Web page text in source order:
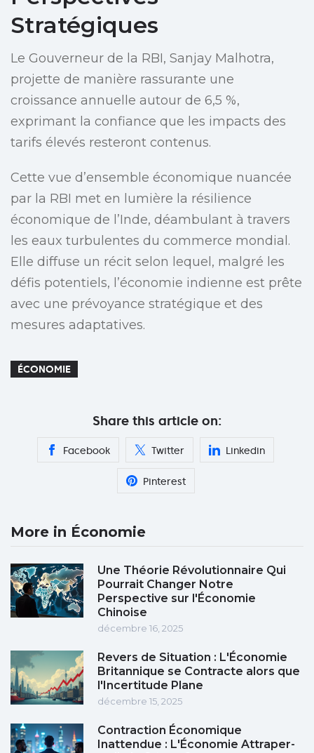
Stratégiques
Le Gouverneur de la RBI, Sanjay Malhotra,
projette de manière rassurante une
croissance annuelle autour de 6,5 %,
exprimant la confiance que les impacts des
tarifs élevés resteront contenus.
Cette vue d’ensemble économique nuancée
par la RBI met en lumière la résilience
économique de l’Inde, déambulant à travers
les eaux turbulentes du commerce mondial.
Elle diffuse un récit selon lequel, malgré les
défis potentiels, l’économie indienne est prête
avec une prévoyance stratégique et des
mesures adaptatives.
ÉCONOMIE
Share this article on:
Facebook Twitter Linkedin
Pinterest
More in Économie
Une Théorie Révolutionnaire Qui
Pourrait Changer Notre
Perspective sur l'Économie
Chinoise
décembre 16, 2025
Revers de Situation : L'Économie
Britannique se Contracte alors que
l'Incertitude Plane
décembre 15, 2025
Contraction Économique
Inattendue : L'Économie Attraper-